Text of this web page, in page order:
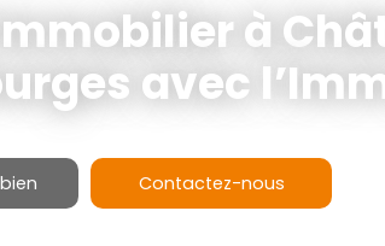
à
avec
Contactez-nous